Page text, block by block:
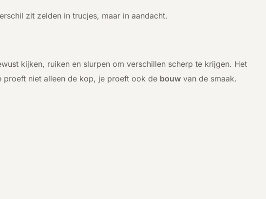
zit zelden in trucjes, maar in aandacht.
kijken, ruiken en slurpen om verschillen scherp te krijgen. Het
proeft niet alleen de kop, je proeft ook de bouw van de smaak.